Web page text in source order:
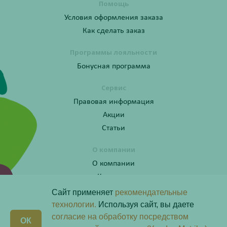
Помощь
Условия оформления заказа
Как сделать заказ
Программы лояльности
Бонусная программа
Сервис
Правовая информация
Акции
Статьи
О компании
О компании
Контакты
Получите консультацию по телефону:
8 (800) 201-40-60 доб. 4
Сайт применяет рекомендательные
технологии. Используя сайт, вы даете
согласие на обработку посредством
ОК